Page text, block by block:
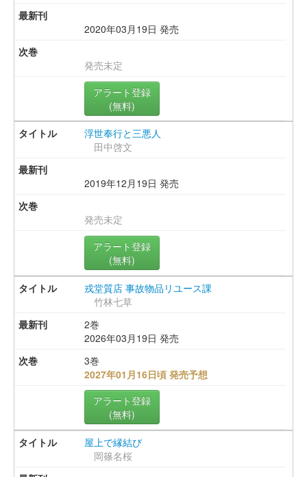
2020年03月19日 発売
発売未定
アラート登録
(無料)
浮世奉行と三悪人
田中啓文
2019年12月19日 発売
発売未定
アラート登録
(無料)
戎堂質店 事故物品リユース課
竹林七草
2巻
2026年03月19日 発売
3巻
2027年01月16日頃 発売予想
アラート登録
(無料)
屋上で縁結び
岡篠名桜